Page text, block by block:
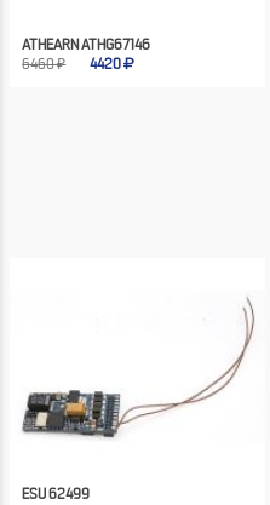
ATHEARN ATHG67146
6460 ₽
4420
ESU 62499